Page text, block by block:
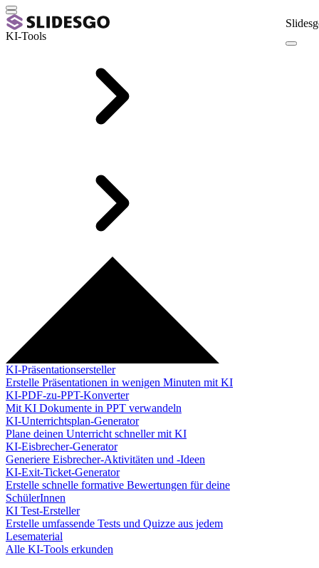
KI-Tools
KI-Präsentationsersteller
Erstelle Präsentationen in wenigen Minuten mit KI
KI-PDF-zu-PPT-Konverter
Mit KI Dokumente in PPT verwandeln
KI-Unterrichtsplan-Generator
Plane deinen Unterricht schneller mit KI
KI-Eisbrecher-Generator
Generiere Eisbrecher-Aktivitäten und -Ideen
KI-Exit-Ticket-Generator
Erstelle schnelle formative Bewertungen für deine
SchülerInnen
KI Test-Ersteller
Erstelle umfassende Tests und Quizze aus jedem
Lesematerial
Alle KI-Tools erkunden